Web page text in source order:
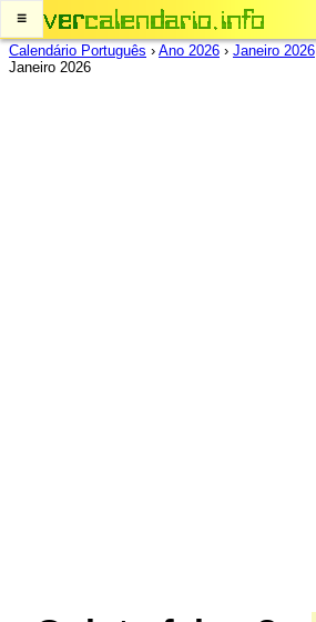
≡
Calendário Português › Ano 2026 › Janeiro 2026
Janeiro 2026